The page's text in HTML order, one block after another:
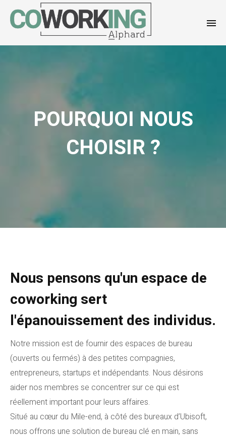
POURQUOI NOUS
CHOISIR ?
Nous pensons qu'un espace de
coworking sert
l'épanouissement des individus.
Notre mission est de fournir des espaces de bureau
(ouverts ou fermés) à des petites compagnies,
entrepreneurs, startups et indépendants. Nous désirons
aider nos membres se concentrer sur ce qui est
réellement important pour leurs affaires.
Situé au cœur du Mile-end, à côté des bureaux d’Ubisoft,
nous offrons une solution de bureau clé en main, sans